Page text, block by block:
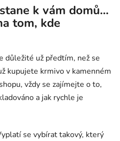
k vám domů…
tom, kde
důležité už předtím, než se
kupujete krmivo v kamenném
vždy se zajímejte o to,
a jak rychle je
se vybírat takový, který